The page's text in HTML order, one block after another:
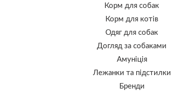
Корм для собак
Корм для котів
Одяг для собак
Догляд за собаками
Амуніція
Лежанки та підстилки
Бренди